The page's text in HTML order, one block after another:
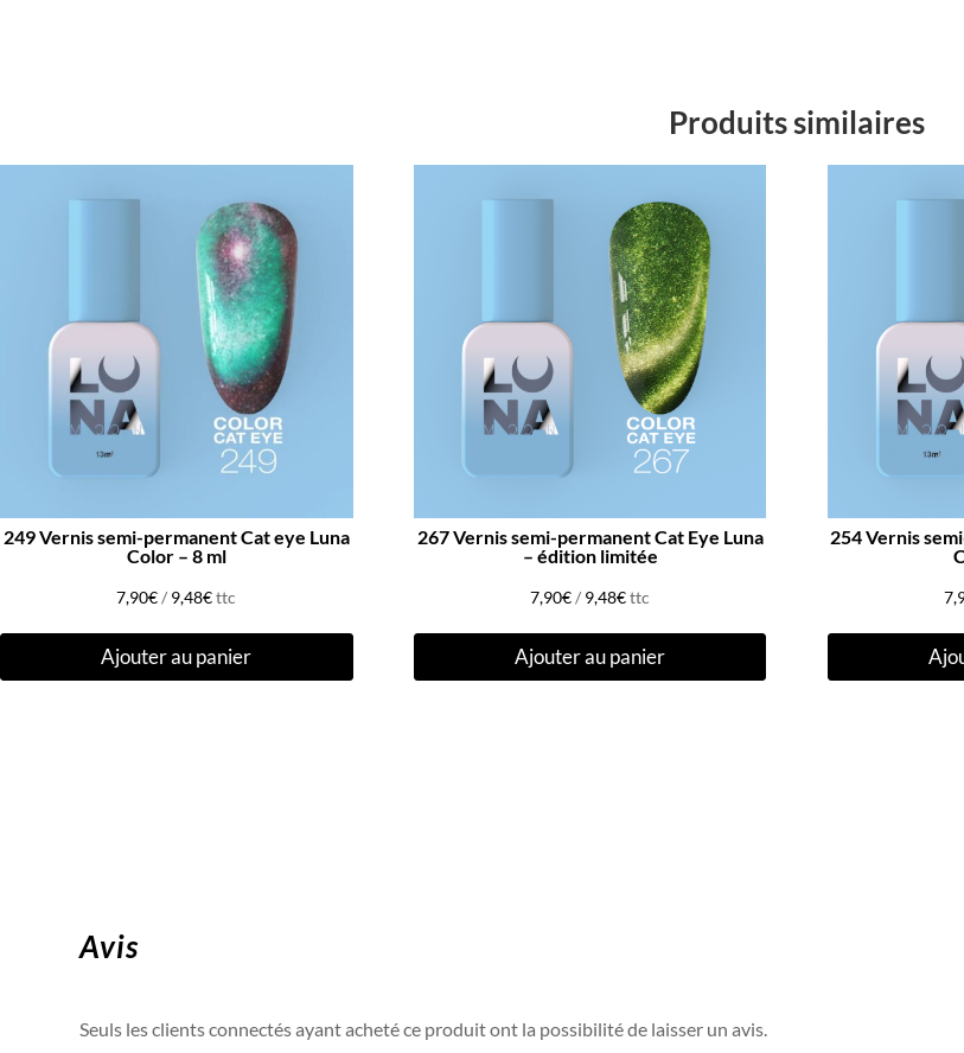
Produits similaires
249 Vernis semi-permanent Cat eye Luna
Color – 8 ml
7,90€/ 9,48€ttc
Ajouter au panier
267 Vernis semi-permanent Cat Eye Luna
– édition limitée
7,90€/ 9,48€ttc
Ajouter au panier
254 Vernis
Avis
Seuls les clients connectés ayant acheté ce produit ont la possibilité de laisser un avis.